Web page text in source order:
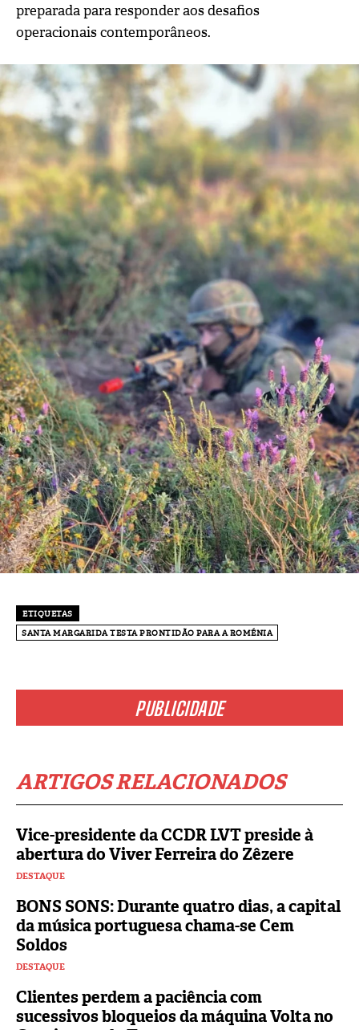
PUBLICIDADE
ARTIGOS RELACIONADOS
Vice-presidente da CCDR LVT preside à
abertura do Viver Ferreira do Zêzere
DESTAQUE
BONS SONS: Durante quatro dias, a capital
da música portuguesa chama-se Cem
Soldos
DESTAQUE
Clientes perdem a paciência com
sucessivos bloqueios da máquina Volta no
preparada para responder aos desafios
operacionais contemporâneos.
ETIQUETAS
SANTA MARGARIDA TESTA PRONTIDÃO PARA A ROMÉNIA